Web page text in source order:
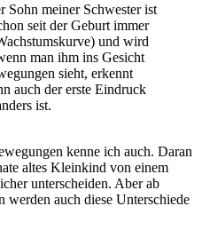
Sohn meiner Schwester ist
seit der Geburt immer
und wird
man ihm ins Gesicht
sieht, erkennt
auch der erste Eindruck
ist.
kenne ich auch. Daran
altes Kleinkind von einem
unterscheiden. Aber ab
werden auch diese Unterschiede